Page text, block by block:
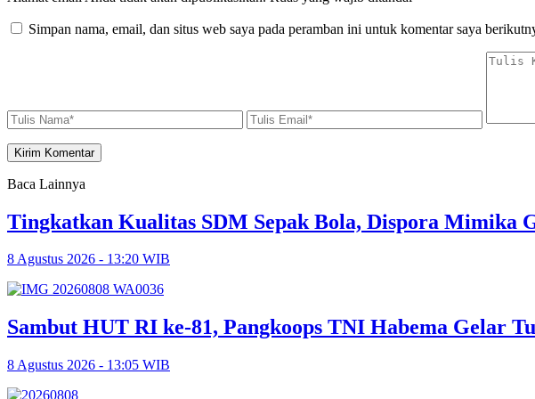
Simpan nama, email, dan situs web saya pada peramban ini untuk komentar saya
Baca Lainnya
Tingkatkan Kualitas SDM Sepak Bola, Dispora Mimika
8 Agustus 2026 - 13:20 WIB
Sambut HUT RI ke-81, Pangkoops TNI Habema Gelar
8 Agustus 2026 - 13:05 WIB